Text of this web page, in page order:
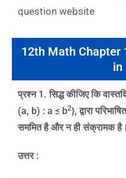
question website
12th Math Chapter
in
प्रश्न 1.सिद्ध कीजिए कि
(a, b) : a ≤ b2},द्वारा
सममित है और न ही संक्रामक है।
उत्तर :